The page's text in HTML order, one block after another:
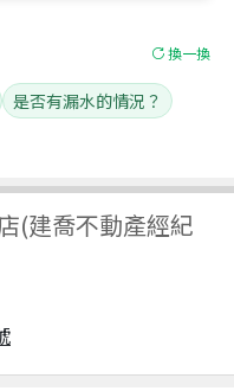
(建喬不動產經紀
換一換
是否有漏水的情況？